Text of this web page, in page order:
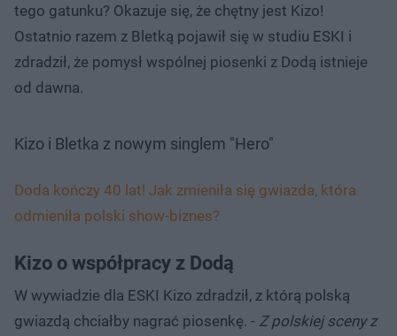
tego gatunku? Okazuje się, że chętny jest Kizo!
Ostatnio razem z Bletką pojawił się w studiu ESKI i
zdradził, że pomysł wspólnej piosenki z Dodą istnieje
od dawna.
Kizo i Bletka z nowym singlem "Hero"
Doda kończy 40 lat! Jak zmieniła się gwiazda, która
odmieniła polski show-biznes?
Kizo o współpracy z Dodą
W wywiadzie dla ESKI Kizo zdradził, z którą polską
gwiazdą chciałby nagrać piosenkę. - Z polskiej sceny z